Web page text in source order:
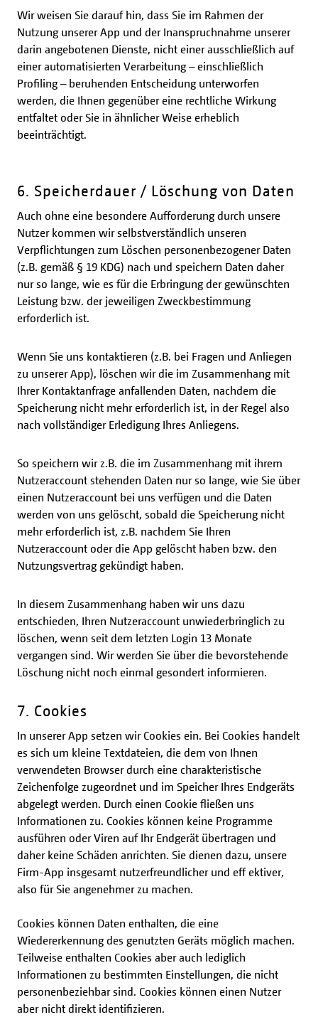
Wir weisen Sie darauf hin, dass Sie im Rahmen der
Nutzung unserer App und der Inanspruchnahme unserer
darin angebotenen Dienste, nicht einer ausschließlich auf
einer automatisierten Verarbeitung – einschließlich
Profiling – beruhenden Entscheidung unterworfen
werden, die Ihnen gegenüber eine rechtliche Wirkung
entfaltet oder Sie in ähnlicher Weise erheblich
beeinträchtigt.
6. Speicherdauer / Löschung von Daten
Auch ohne eine besondere Aufforderung durch unsere
Nutzer kommen wir selbstverständlich unseren
Verpflichtungen zum Löschen personenbezogener Daten
(z.B. gemäß § 19 KDG) nach und speichern Daten daher
nur so lange, wie es für die Erbringung der gewünschten
Leistung bzw. der jeweiligen Zweckbestimmung
erforderlich ist.
Wenn Sie uns kontaktieren (z.B. bei Fragen und Anliegen
zu unserer App), löschen wir die im Zusammenhang mit
Ihrer Kontaktanfrage anfallenden Daten, nachdem die
Speicherung nicht mehr erforderlich ist, in der Regel also
nach vollständiger Erledigung Ihres Anliegens.
So speichern wir z.B. die im Zusammenhang mit ihrem
Nutzeraccount stehenden Daten nur so lange, wie Sie über
einen Nutzeraccount bei uns verfügen und die Daten
werden von uns gelöscht, sobald die Speicherung nicht
mehr erforderlich ist, z.B. nachdem Sie Ihren
Nutzeraccount oder die App gelöscht haben bzw. den
Nutzungsvertrag gekündigt haben.
In diesem Zusammenhang haben wir uns dazu
entschieden, Ihren Nutzeraccount unwiederbringlich zu
löschen, wenn seit dem letzten Login 13 Monate
vergangen sind. Wir werden Sie über die bevorstehende
Löschung nicht noch einmal gesondert informieren.
7. Cookies
In unserer App setzen wir Cookies ein. Bei Cookies handelt
es sich um kleine Textdateien, die dem von Ihnen
verwendeten Browser durch eine charakteristische
Zeichenfolge zugeordnet und im Speicher Ihres Endgeräts
abgelegt werden. Durch einen Cookie fließen uns
Informationen zu. Cookies können keine Programme
ausführen oder Viren auf Ihr Endgerät übertragen und
daher keine Schäden anrichten. Sie dienen dazu, unsere
Firm-App insgesamt nutzerfreundlicher und eff ektiver,
also für Sie angenehmer zu machen.
Cookies können Daten enthalten, die eine
Wiedererkennung des genutzten Geräts möglich machen.
Teilweise enthalten Cookies aber auch lediglich
Informationen zu bestimmten Einstellungen, die nicht
personenbeziehbar sind. Cookies können einen Nutzer
aber nicht direkt identifizieren.